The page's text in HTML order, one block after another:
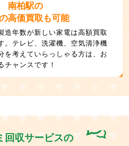
南柏駅の
高価買取も可能
造年数が新しい家電は高額買取
。テレビ、洗濯機、空気清浄機
を考えていらっしゃる方は、お
チャンスです！
回収サービスの